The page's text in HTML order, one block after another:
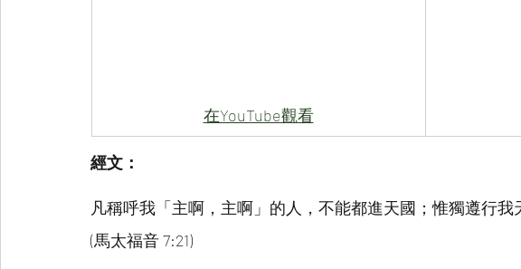
在YouTube觀看
經文：
凡稱呼我「主啊，主啊」的人，不能都進天國；惟獨遵行我
(馬太福音 7:21)